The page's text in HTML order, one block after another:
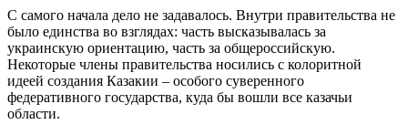
С самого начала дело не задавалось. Внутри правительства не
было единства во взглядах: часть высказывалась за
украинскую ориентацию, часть за общероссийскую.
Некоторые члены правительства носились с колоритной
идеей создания Казакии – особого суверенного
федеративного государства, куда бы вошли все казачьи
области.